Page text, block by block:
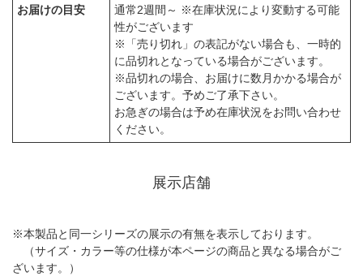
お届けの目安
通常2週間～ ※在庫状況により変動する可能
性がございます
※「売り切れ」の表記がない場合も、一時的
に品切れとなっている場合がございます。
※品切れの場合、お届けに数月かかる場合が
ございます。予めご了承下さい。
お急ぎの場合は予め在庫状況をお問い合わせ
ください。
展示店舗
※本製品と同一シリーズの展示の有無を表示しております。
（サイズ・カラー等の仕様が本ページの商品と異なる場合がご
ざいます。）